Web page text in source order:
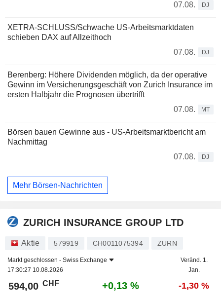
07.08.
DJ
XETRA-SCHLUSS/Schwache US-Arbeitsmarktdaten
schieben DAX auf Allzeithoch
07.08.
DJ
Berenberg: Höhere Dividenden möglich, da der operative
Gewinn im Versicherungsgeschäft von Zurich Insurance im
ersten Halbjahr die Prognosen übertrifft
07.08.
MT
Börsen bauen Gewinne aus - US-Arbeitsmarktbericht am
Nachmittag
07.08.
DJ
Mehr Börsen-Nachrichten
ZURICH INSURANCE GROUP LTD
Aktie 579919 CH0011075394 ZURN
Markt geschlossen - Swiss Exchange
17:30:27 10.08.2026
Veränd. 1.
Jan.
594,00 CHF +0,13 % -1,30 %